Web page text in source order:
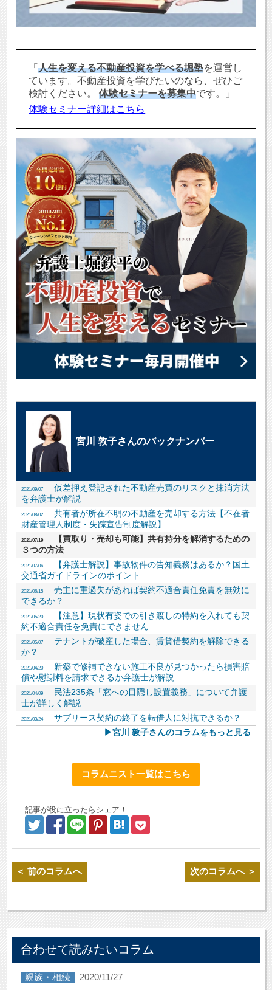
「人生を変える不動産投資を学べる堀塾を運営し
ています。不動産投資を学びたいのなら、ぜひご
検討ください。体験セミナーを募集中です。」
体験セミナー詳細はこちら
宮川 敦子さんのバックナンバー
2021/09/07仮差押え登記された不動産売買のリスクと抹消方法
を弁護士が解説
2021/08/02共有者が所在不明の不動産を売却する方法【不在者
財産管理人制度・失踪宣告制度解説】
2021/07/19【買取り・売却も可能】共有持分を解消するための
３つの方法
2021/07/06【弁護士解説】事故物件の告知義務はあるか？国土
交通省ガイドラインのポイント
2021/06/15売主に重過失があれば契約不適合責任免責を無効に
できるか？
2021/05/20【注意】現状有姿での引き渡しの特約を入れても契
約不適合責任を免責にできません
2021/05/07テナントが破産した場合、賃貸借契約を解除できる
か？
2021/04/20新築で修補できない施工不良が見つかったら損害賠
償や慰謝料を請求できるか弁護士が解説
2021/04/09民法235条「窓への目隠し設置義務」について弁護
士が詳しく解説
2021/03/24サブリース契約の終了を転借人に対抗できるか？
▶宮川 敦子さんのコラムをもっと見る
コラムニスト一覧はこちら
記事が役に立ったらシェア！
＜ 前のコラムへ 次のコラムへ ＞
合わせて読みたいコラム
親族・相続
2020/11/27